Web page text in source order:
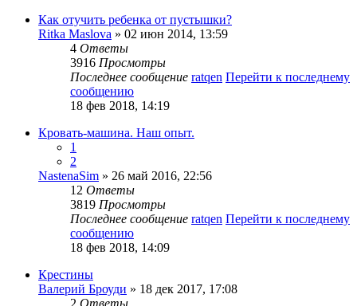
Как отучить ребенка от пустышки?
Ritka Maslova » 02 июн 2014, 13:59
4 Ответы
3916 Просмотры
Последнее сообщение ratqen Перейти к последнему
сообщению
18 фев 2018, 14:19
Кровать-машина. Наш опыт.
1
2
NastenaSim » 26 май 2016, 22:56
12 Ответы
3819 Просмотры
Последнее сообщение ratqen Перейти к последнему
сообщению
18 фев 2018, 14:09
Крестины
Валерий Броуди » 18 дек 2017, 17:08
2 Ответы